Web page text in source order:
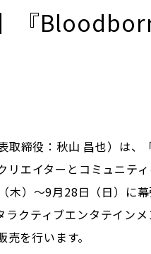
『
締役：秋山 昌也）は、
エイターとコミュニテ
）～9月28日（日）に
クティブエンタテイン
を行います。